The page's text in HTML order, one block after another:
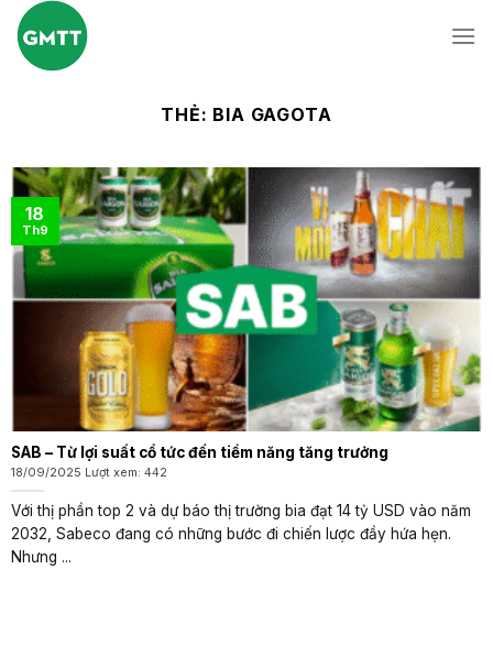
Skip
content
THẺ: BIA GAGOTA
SAB – Từ lợi suất cổ tức đến tiềm năng tăng trưởng
18/09/2025 Lượt xem: 442
Với thị phần top 2 và dự báo thị trường bia đạt 14 tỷ USD vào năm
2032, Sabeco đang có những bước đi chiến lược đầy hứa hẹn.
Nhưng ...
18
Th9